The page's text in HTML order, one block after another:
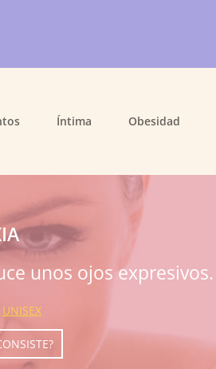
Íntima Obesidad
unos ojos expresivos.
UNISEX